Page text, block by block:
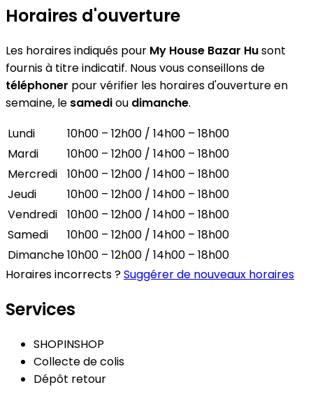
Horaires d'ouverture
Les horaires indiqués pour My House Bazar Husont
fournis à titre indicatif. Nous vous conseillons de
téléphoner pour vérifier les horaires d'ouverture en
semaine, le samediou dimanche.
Lundi
10h00 – 12h00 / 14h00 – 18h00
Mardi
10h00 – 12h00 / 14h00 – 18h00
Mercredi
10h00 – 12h00 / 14h00 – 18h00
Jeudi
10h00 – 12h00 / 14h00 – 18h00
Vendredi
10h00 – 12h00 / 14h00 – 18h00
Samedi
10h00 – 12h00 / 14h00 – 18h00
Dimanche10h00 – 12h00 / 14h00 – 18h00
Horaires incorrects ?Suggérer de nouveaux horaires
Services
SHOPINSHOP
Collecte de colis
Dépôt retour